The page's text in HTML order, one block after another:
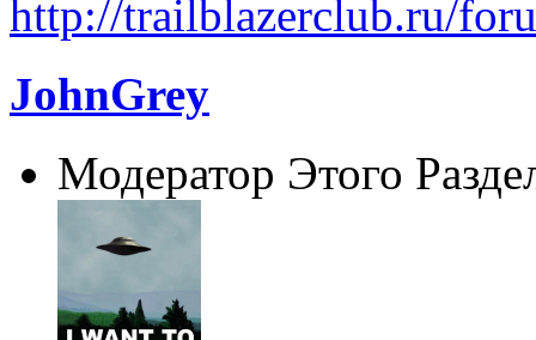
http://trailblazerclub.ru/
JohnGrey
Модератор Этого